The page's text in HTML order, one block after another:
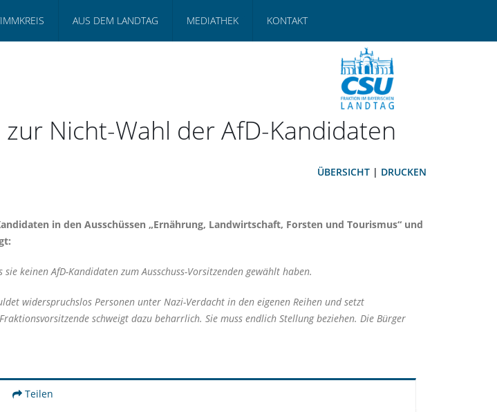
AUS DEM LANDTAG MEDIATHEK KONTAKT
Nicht-Wahl der AfD-Kandidaten
ÜBERSICHT | DRUCKEN
in den Ausschüssen „Ernährung, Landwirtschaft, Forsten und Tourismus“ und
keinen AfD-Kandidaten zum Ausschuss-Vorsitzenden gewählt haben.
widerspruchslos Personen unter Nazi-Verdacht in den eigenen Reihen und setzt
schweigt dazu beharrlich. Sie muss endlich Stellung beziehen. Die Bürger
Teilen